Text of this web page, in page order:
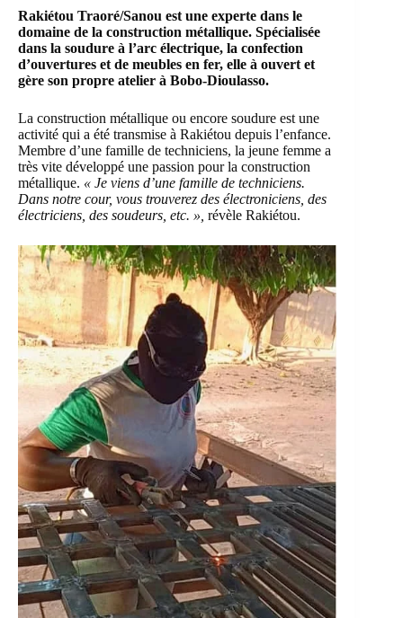
Rakiétou Traoré/Sanou est une experte dans le
domaine de la construction métallique. Spécialisée
dans la soudure à l’arc électrique, la confection
d’ouvertures et de meubles en fer, elle à ouvert et
gère son propre atelier à Bobo-Dioulasso.
La construction métallique ou encore soudure est une
activité qui a été transmise à Rakiétou depuis l’enfance.
Membre d’une famille de techniciens, la jeune femme a
très vite développé une passion pour la construction
métallique. « Je viens d’une famille de techniciens.
Dans notre cour, vous trouverez des électroniciens, des
électriciens, des soudeurs, etc. », révèle Rakiétou.